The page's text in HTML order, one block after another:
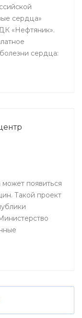
сердца»
«Нефтяник».
сердца:
появиться
Такой проект